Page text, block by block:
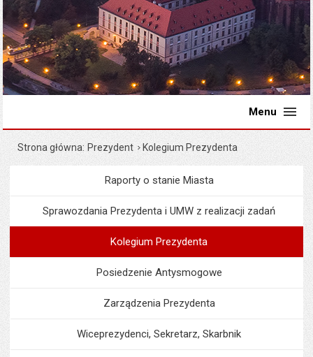
Menu
Strona główna Prezydent Kolegium Prezydenta
MenuPrezydent
Raporty o stanie Miasta
Sprawozdania Prezydenta i UMW z realizacji zadań
Kolegium Prezydenta
Posiedzenie Antysmogowe
Zarządzenia Prezydenta
Wiceprezydenci, Sekretarz, Skarbnik